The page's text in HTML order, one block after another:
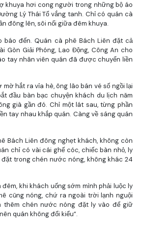
khuya hơi cong người trong những bộ áo
Lý Thái Tổ vắng tanh. Chỉ có quán cà
đông lên, sôi nổi giữa đêm khuya.
báo đến. Quán cà phê Bách Liên đặt cả
Gòn Giải Phóng, Lao Động, Công An cho
tay nhân viên quán đã được chuyển liền
hắt ra vỉa hè, ông lão bán vé số ngồi lại
đầu bàn bạc chuyện khách du lịch năm
già gần đó. Chỉ một lát sau, từng phần
tay nhau khắp quán. Càng về sáng quán
Bách Liên đông nghẹt khách, không còn
chỉ có vài cái ghế cóc, chiếc bàn nhỏ, ly
trong chén nước nóng, không khác 24
đêm, khi khách uống sớm mình phải luộc ly
cũng nóng, chứ ra ngoài trời lạnh nguội
thêm chén nước nóng đặt ly vào để giữ
quán không đổi kiểu”.